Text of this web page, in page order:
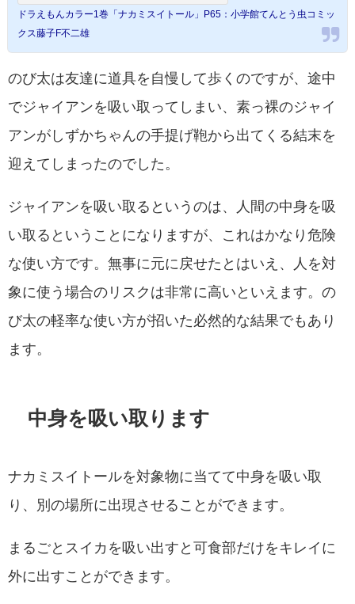
ドラえもんカラー1巻「ナカミスイトール」P65：小学館てんとう虫コミッ
クス藤子F不二雄
のび太は友達に道具を自慢して歩くのですが、途中
でジャイアンを吸い取ってしまい、素っ裸のジャイ
アンがしずかちゃんの手提げ鞄から出てくる結末を
迎えてしまったのでした。
ジャイアンを吸い取るというのは、人間の中身を吸
い取るということになりますが、これはかなり危険
な使い方です。無事に元に戻せたとはいえ、人を対
象に使う場合のリスクは非常に高いといえます。の
び太の軽率な使い方が招いた必然的な結果でもあり
ます。
中身を吸い取ります
ナカミスイトールを対象物に当てて中身を吸い取
り、別の場所に出現させることができます。
まるごとスイカを吸い出すと可食部だけをキレイに
外に出すことができます。